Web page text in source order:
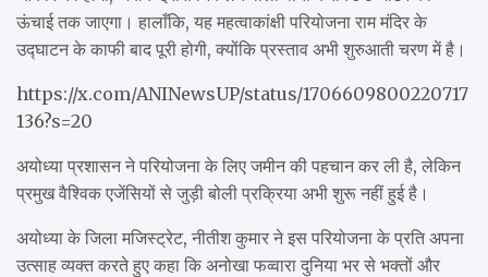
ऊंचाई तक जाएगा। हालाँकि, यह महत्वाकांक्षी परियोजना राम मंदिर के
उद्घाटन के काफी बाद पूरी होगी, क्योंकि प्रस्ताव अभी शुरुआती चरण में है।
https://x.com/ANINewsUP/status/1706609800220717
136?s=20
अयोध्या प्रशासन ने परियोजना के लिए जमीन की पहचान कर ली है, लेकिन
प्रमुख वैश्विक एजेंसियों से जुड़ी बोली प्रक्रिया अभी शुरू नहीं हुई है।
अयोध्या के जिला मजिस्ट्रेट, नीतीश कुमार ने इस परियोजना के प्रति अपना
उत्साह व्यक्त करते हुए कहा कि अनोखा फव्वारा दुनिया भर से भक्तों और